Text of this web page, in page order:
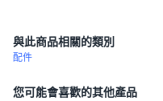
與此商品相關的類別
配件
您可能會喜歡的其他產品